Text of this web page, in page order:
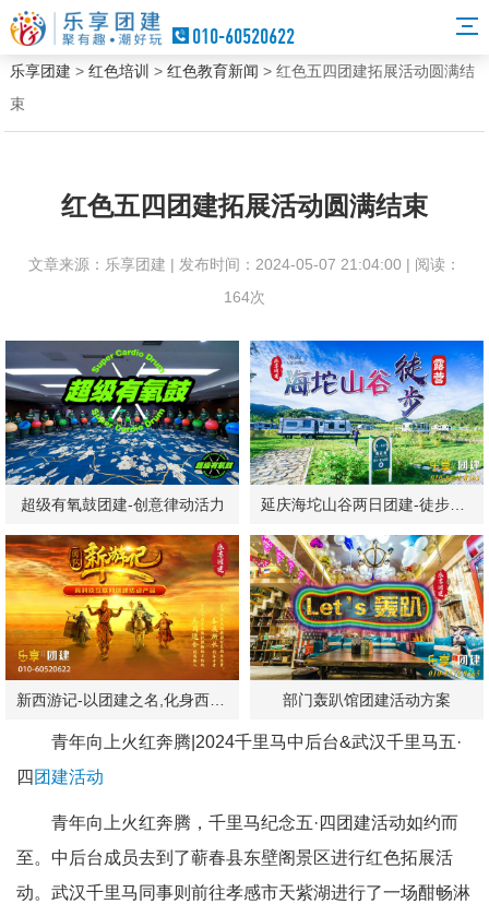
010-60520622
乐享团建 >红色培训 >红色教育新闻 > 红色五四团建拓展活动圆满结
束
红色五四团建拓展活动圆满结束
文章来源：乐享团建 | 发布时间：2024-05-07 21:04:00 | 阅读：
164次
超级有氧鼓团建-创意律动活力 延庆海坨山谷两日团建-徒步露营
部门轰趴馆团建活动方案
青年向上火红奔腾|2024千里马中后台&武汉千里马五·
四 团建活动
青年向上火红奔腾，千里马纪念五·四团建活动如约而
至。中后台成员去到了蕲春县东壁阁景区进行红色拓展活
动。武汉千里马同事则前往孝感市天紫湖进行了一场酣畅淋